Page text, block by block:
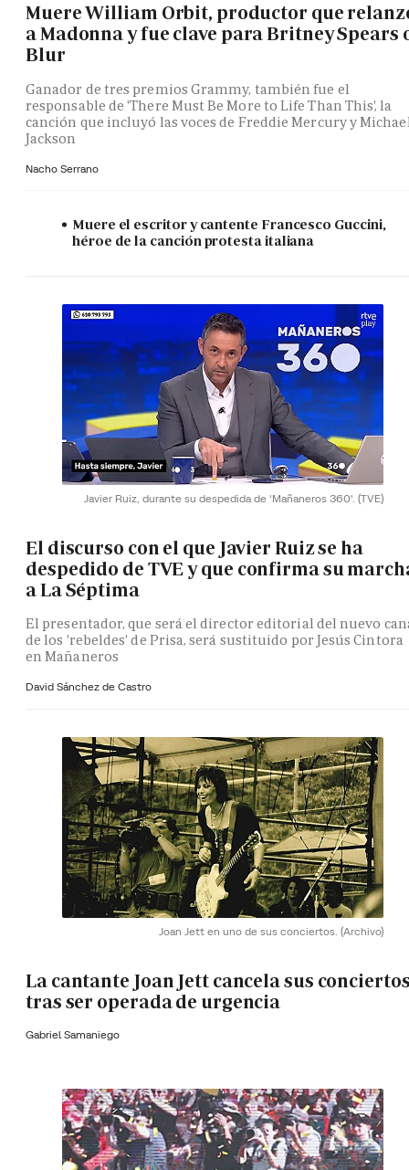
Muere William Orbit, productor que
a Madonna y fue clave para Britney Spears
Blur
Ganador de tres premios Grammy, también fue el
responsable de 'There Must Be More to Life Than This', la
canción que incluyó las voces de Freddie Mercury y
Jackson
Nacho Serrano
Muere el escritor y cantente Francesco Guccini,
héroe de la canción protesta italiana
Javier Ruiz, durante su despedida de 'Mañaneros 360'. (TVE)
El discurso con el que Javier Ruiz se ha
despedido de TVE y que confirma su
a La Séptima
El presentador, que será el director editorial del nuevo
de los 'rebeldes' de Prisa, será sustituido por Jesús Cintora
en Mañaneros
David Sánchez de Castro
Joan Jett en uno de sus conciertos. (Archivo)
La cantante Joan Jett cancela sus
tras ser operada de urgencia
Gabriel Samaniego